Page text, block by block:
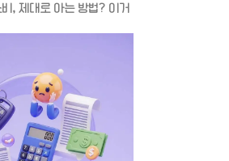
, 제대로 아는 방법? 이거